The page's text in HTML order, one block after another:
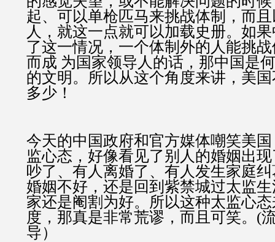
起、可以单枪匹马来挑战体制，而
人，就这一点就可以加载史册。如
了这一情况，一个体制外的人能挑
而成 为国家领导人的话，那中国是
的文明。所以从这个角度来讲，美
多少！
今天的中国政府和官方媒体嘲笑美
监心态，好像看见了别人的婚姻出
吵了、有人离婚了、有人发生家庭
婚姻不好，还是回到紫禁城过太监
家还是阉割为好。所以这种太监心
度，那真是非常荒谬，而且可笑。(
导）